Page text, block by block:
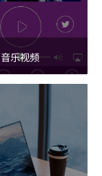
音乐视频